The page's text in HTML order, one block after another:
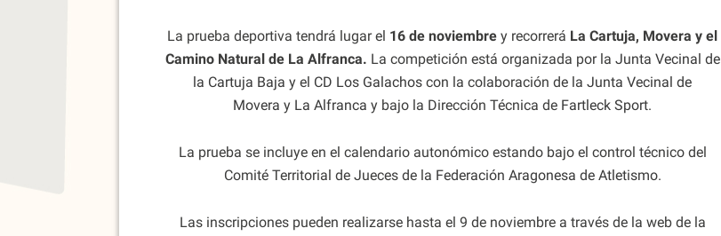
La prueba deportiva tendrá lugar el 16 de noviembre y recorrerá La Cartuja, Movera y el
Camino Natural de La Alfranca. La competición está organizada por la Junta Vecinal de
la Cartuja Baja y el CD Los Galachos con la colaboración de laJunta Vecinal de
Movera y La Alfranca y bajo la Dirección Técnica de Fartleck Sport.
La prueba se incluye en el calendario autonómico estando bajo el control técnico del
Comité Territorial de Jueces de la Federación Aragonesa de Atletismo.
Las inscripciones pueden realizarse hasta el 9 de noviembre a través de la web de la